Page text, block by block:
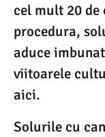
cel mult 20 de
procedura,
aduce
viitoarele
aici.
Solurile cu